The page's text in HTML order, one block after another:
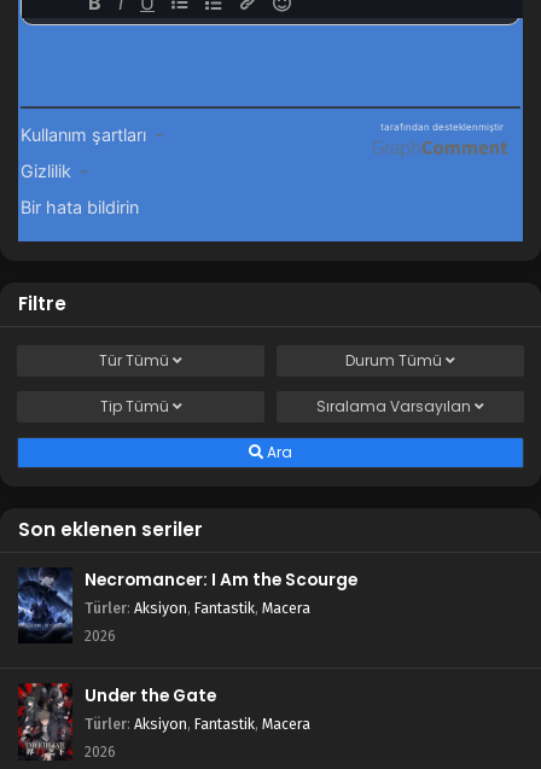
Filtre
TürTümü Durum Tümü
TipTümü Sıralama Varsayılan
Ara
Son eklenen seriler
Necromancer: I Am the Scourge
Türler: Aksiyon, Fantastik, Macera
2026
Under the Gate
Türler: Aksiyon, Fantastik, Macera
2026